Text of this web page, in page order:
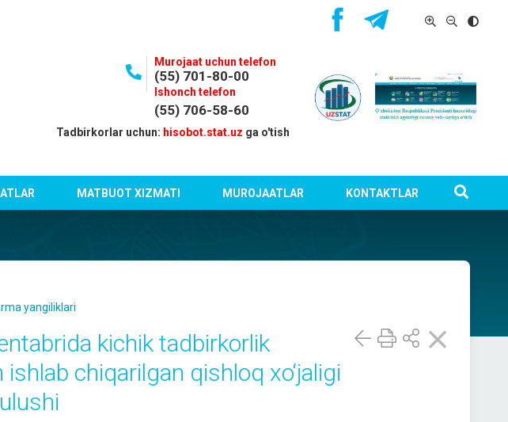
Murojaat uchun telefon
(55) 701-80-00
Ishonch telefon
(55) 706-58-60
Tadbirkorlar uchun: hisobot.stat.uz ga o'tish
MATBUOT XIZMATI MUROJAATLAR KONTAKTLAR
yangiliklari
kichik tadbirkorlik
chiqarilgan qishloq xo‘jaligi